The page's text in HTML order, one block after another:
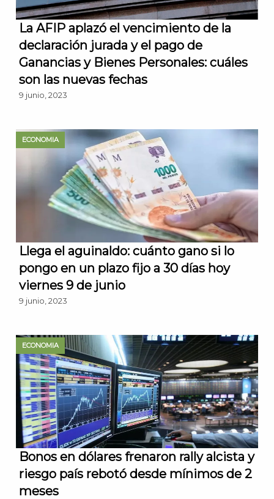
La AFIP aplazó el vencimiento de la
declaración jurada y el pago de
Ganancias y Bienes Personales: cuáles
son las nuevas fechas
9 junio, 2023
ECONOMIA
Llega el aguinaldo: cuánto gano si lo
pongo en un plazo fijo a 30 días hoy
viernes 9 de junio
9 junio, 2023
ECONOMIA
Bonos en dólares frenaron rally alcista y
riesgo país rebotó desde mínimos de 2
meses